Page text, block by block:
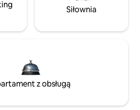
Siłownia
z obsługą